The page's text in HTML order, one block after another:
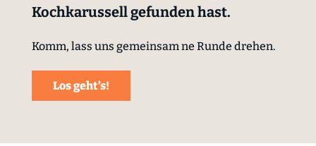
Kochkarussell gefunden hast.
Komm, lass uns gemeinsam ne Runde drehen.
Los geht’s!